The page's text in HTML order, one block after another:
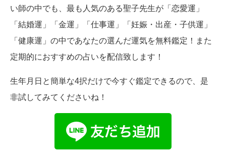
い師の中でも、最も人気のある聖子先生が「恋愛運」
「結婚運」「金運」「仕事運」「妊娠・出産・子供運」
「健康運」の中であなたの選んだ運気を無料鑑定！また
定期的におすすめの占いを配信致します！
生年月日と簡単な4択だけで今すぐ鑑定できるので、是
非試してみてくださいね！